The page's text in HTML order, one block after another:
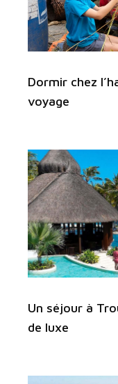
Dormir chez
voyage
Un séjour à
de luxe